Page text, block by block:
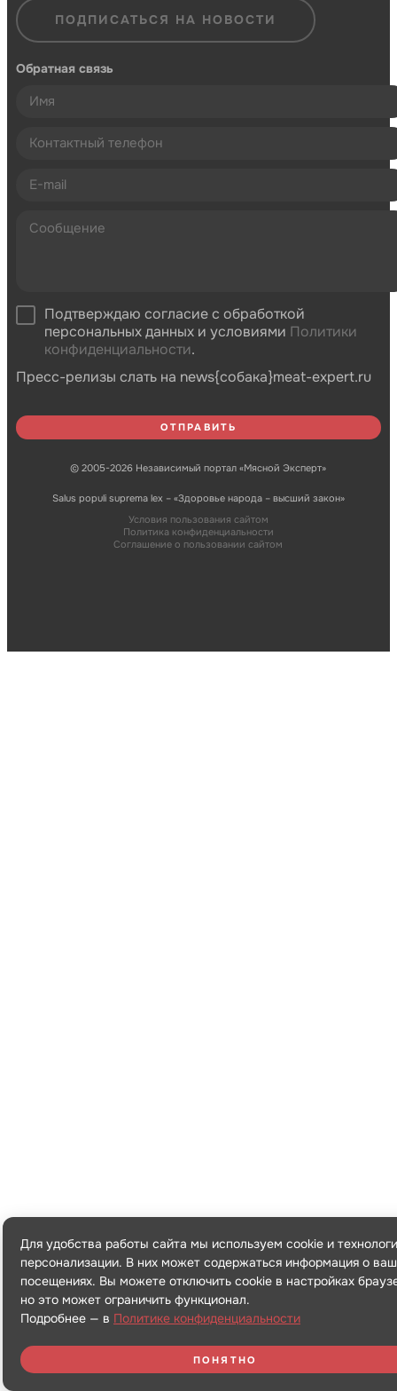
ПОДПИСАТЬСЯ НА НОВОСТИ
Обратная связь
Подтверждаю согласие с обработкой
персональных данных и условиями Политики
конфиденциальности.
Пресс-релизы слать на news{собака}meat-expert.ru
© 2005-2026 Независимый портал «Мясной Эксперт»
Salus populi suprema lex – «Здоровье народа – высший закон»
Условия пользования сайтом
Политика конфиденциальности
Соглашение о пользовании сайтом
Для удобства работы сайта мы используем cookie и
персонализации. В них может содержаться информация о
посещениях. Вы можете отключить cookie в настройках
но это может ограничить функционал.
Подробнее — в Политике конфиденциальности
ПОНЯТНО